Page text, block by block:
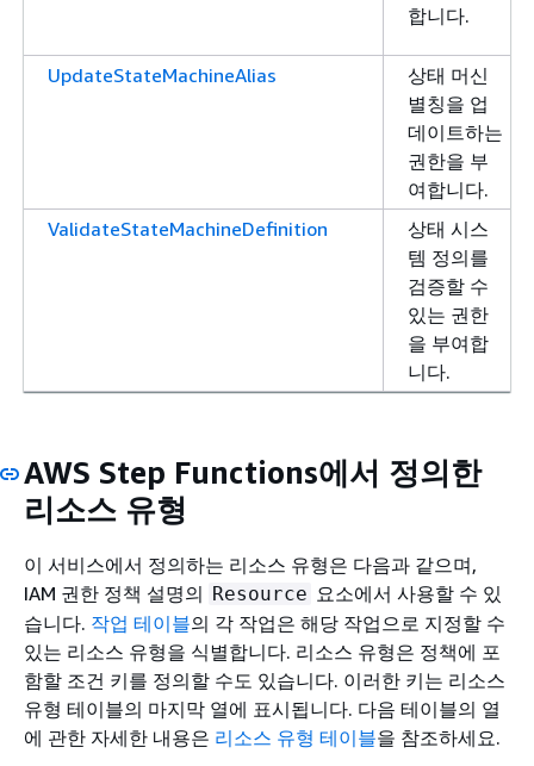
합니다.
UpdateStateMachineAlias
상태 머신
별칭을 업
데이트하는
권한을 부
여합니다.
ValidateStateMachineDefinition
상태 시스
템 정의를
검증할 수
있는 권한
을 부여합
니다.
AWS Step Functions에서 정의한
리소스 유형
이 서비스에서 정의하는 리소스 유형은 다음과 같으며,
IAM 권한 정책 설명의 Resource 요소에서 사용할 수 있
습니다. 작업 테이블의 각 작업은 해당 작업으로 지정할 수
있는 리소스 유형을 식별합니다. 리소스 유형은 정책에 포
함할 조건 키를 정의할 수도 있습니다. 이러한 키는 리소스
유형 테이블의 마지막 열에 표시됩니다. 다음 테이블의 열
에 관한 자세한 내용은 리소스 유형 테이블을 참조하세요.